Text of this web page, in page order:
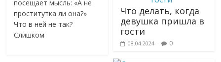
посещает мысль: «А не
проститутка ли она?»
Что в ней не так?
Слишком
Что делать, когда
девушка пришла в
гости
08.04.2024 0